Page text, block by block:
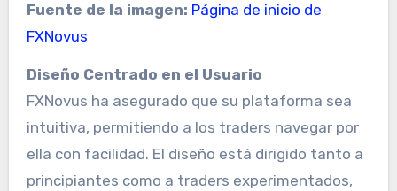
Fuente de la imagen: Página de inicio de
FXNovus
Diseño Centrado en el Usuario
FXNovus ha asegurado que su plataforma sea
intuitiva, permitiendo a los traders navegar por
ella con facilidad. El diseño está dirigido tanto a
principiantes como a traders experimentados,